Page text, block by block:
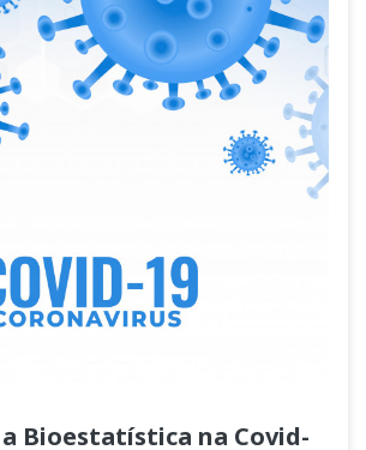
Bioestatística na Covid-